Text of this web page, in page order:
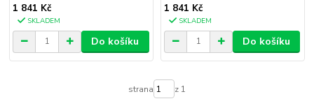
1 841 Kč
SKLADEM
Do košíku
1 841 Kč
SKLADEM
Do košíku
strana z 1